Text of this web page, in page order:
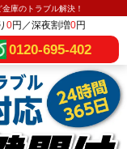
庫のトラブル解決！
0円／深夜割増0円
0120-695-402